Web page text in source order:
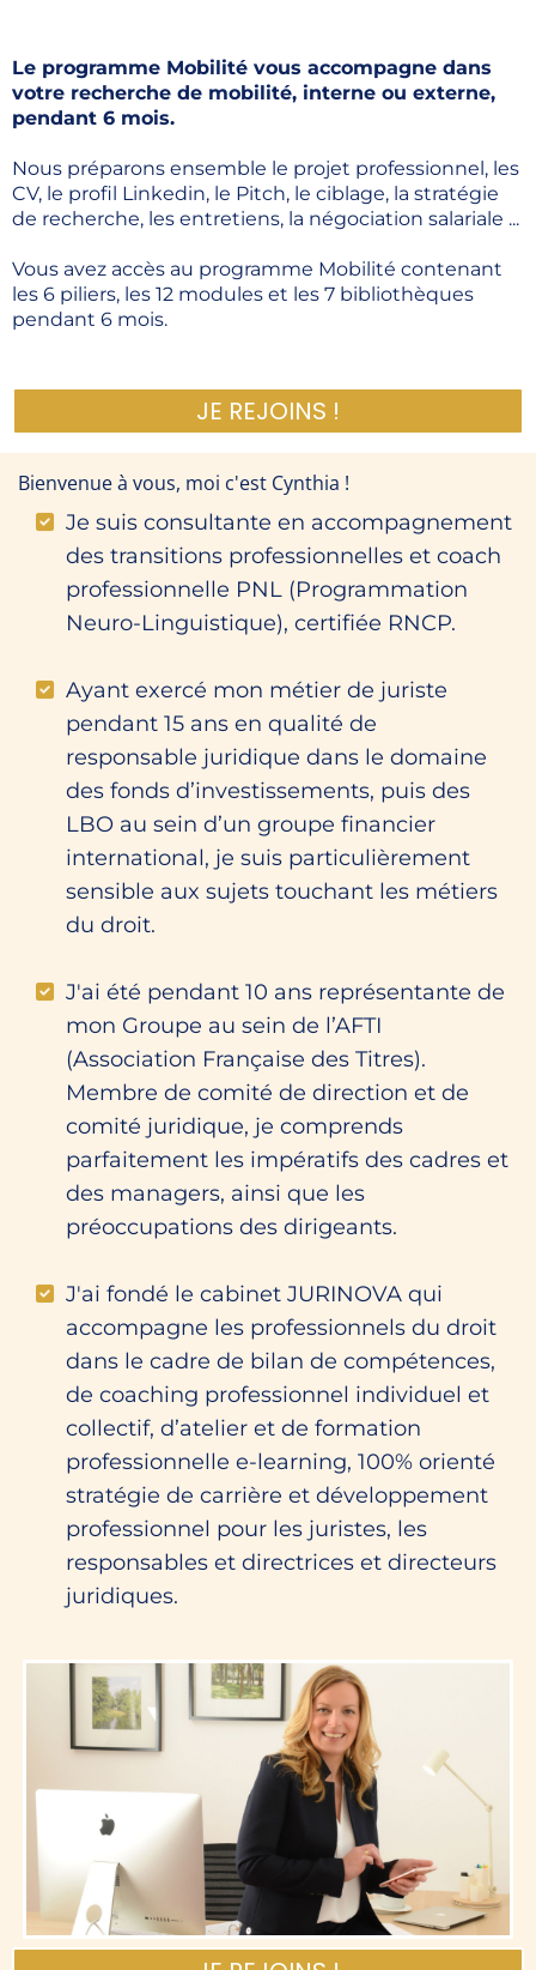
Le programme Mobilité vous accompagne dans
votre recherche de mobilité, interne ou externe,
pendant 6 mois.
Nous préparons ensemble le projet professionnel, les
CV, le profil Linkedin, le Pitch, le ciblage, la stratégie
de recherche, les entretiens, la négociation salariale ...
Vous avez accès au programme Mobilité contenant
les 6 piliers, les 12 modules et les 7 bibliothèques
pendant 6 mois.
JE REJOINS !
Bienvenue à vous, moi c'est Cynthia !
Je suis consultante en accompagnement
des transitions professionnelles et coach
professionnelle PNL (Programmation
Neuro-Linguistique), certifiée RNCP.
Ayant exercé mon métier de juriste
pendant 15 ans en qualité de
responsable juridique dans le domaine
des fonds d’investissements, puis des
LBO au sein d’un groupe financier
international, je suis particulièrement
sensible aux sujets touchant les métiers
du droit.
J'ai été pendant 10 ans représentante de
mon Groupe au sein de l’AFTI
(Association Française des Titres).
Membre de comité de direction et de
comité juridique, je comprends
parfaitement les impératifs des cadres et
des managers, ainsi que les
préoccupations des dirigeants.
J'ai fondé le cabinet JURINOVA qui
accompagne les professionnels du droit
dans le cadre de bilan de compétences,
de coaching professionnel individuel et
collectif, d’atelier et de formation
professionnelle e-learning, 100% orienté
stratégie de carrière et développement
professionnel pour les juristes, les
responsables et directrices et directeurs
juridiques.